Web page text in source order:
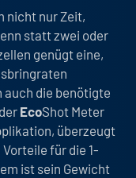
nicht nur Zeit,
statt zwei oder
genügt eine,
die benötigte
EcoShot Meter
überzeugt
für die 1-
ist sein Gewicht